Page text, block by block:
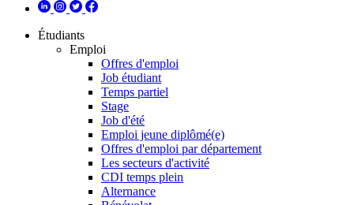
Étudiants
Emploi
Offres d'emploi
Job étudiant
Temps partiel
Stage
Job d'été
Emploi jeune diplômé(e)
Offres d'emploi par département
Les secteurs d'activité
CDI temps plein
Alternance